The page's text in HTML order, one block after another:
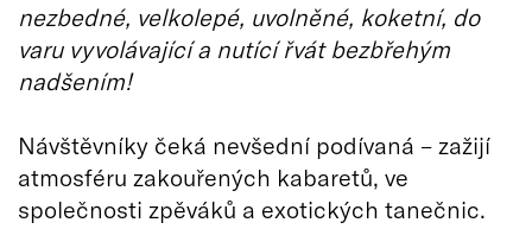
nezbedné, velkolepé, uvolněné, koketní, do
varu vyvolávající a nutící řvát bezbřehým
nadšením!
Návštěvníky čeká nevšední podívaná – zažijí
atmosféru zakouřených kabaretů, ve
společnosti zpěváků a exotických tanečnic.